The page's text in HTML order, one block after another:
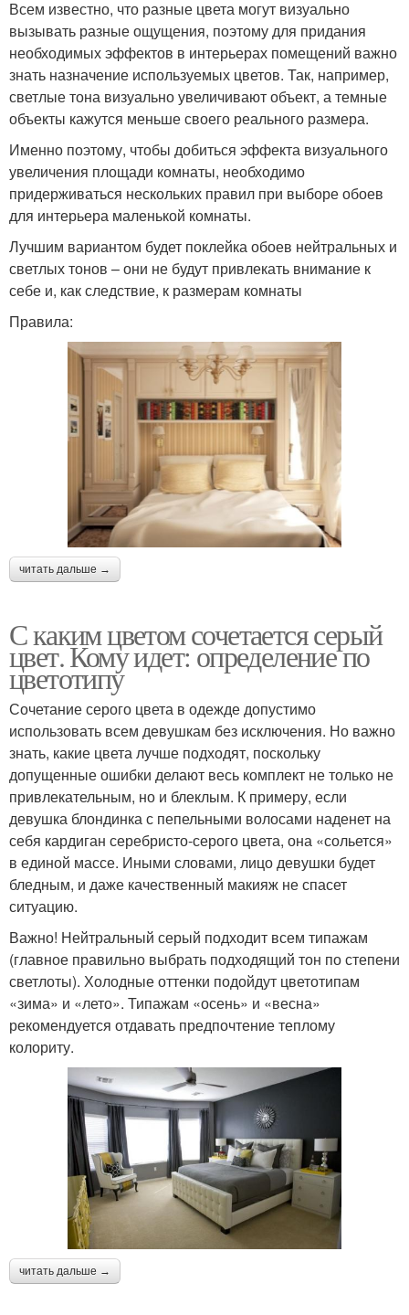
Всем известно, что разные цвета могут визуально
вызывать разные ощущения, поэтому для придания
необходимых эффектов в интерьерах помещений важно
знать назначение используемых цветов. Так, например,
светлые тона визуально увеличивают объект, а темные
объекты кажутся меньше своего реального размера.
Именно поэтому, чтобы добиться эффекта визуального
увеличения площади комнаты, необходимо
придерживаться нескольких правил при выборе обоев
для интерьера маленькой комнаты.
Лучшим вариантом будет поклейка обоев нейтральных и
светлых тонов – они не будут привлекать внимание к
себе и, как следствие, к размерам комнаты
Правила:
читать дальше →
С каким цветом сочетается серый
цвет. Кому идет: определение по
цветотипу
Сочетание серого цвета в одежде допустимо
использовать всем девушкам без исключения. Но важно
знать, какие цвета лучше подходят, поскольку
допущенные ошибки делают весь комплект не только не
привлекательным, но и блеклым. К примеру, если
девушка блондинка с пепельными волосами наденет на
себя кардиган серебристо-серого цвета, она «сольется»
в единой массе. Иными словами, лицо девушки будет
бледным, и даже качественный макияж не спасет
ситуацию.
Важно! Нейтральный серый подходит всем типажам
(главное правильно выбрать подходящий тон по степени
светлоты). Холодные оттенки подойдут цветотипам
«зима» и «лето». Типажам «осень» и «весна»
рекомендуется отдавать предпочтение теплому
колориту.
читать дальше →